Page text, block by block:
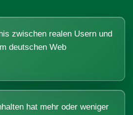
zwischen realen Usern und
deutschen Web
hat mehr oder weniger